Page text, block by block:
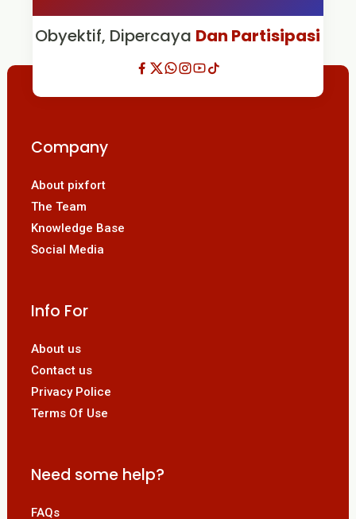
Obyektif, Dipercaya Dan Partisipasi
Company
About pixfort
The Team
Knowledge Base
Social Media
Info For
About us
Contact us
Privacy Police
Terms Of Use
Need some help?
FAQs